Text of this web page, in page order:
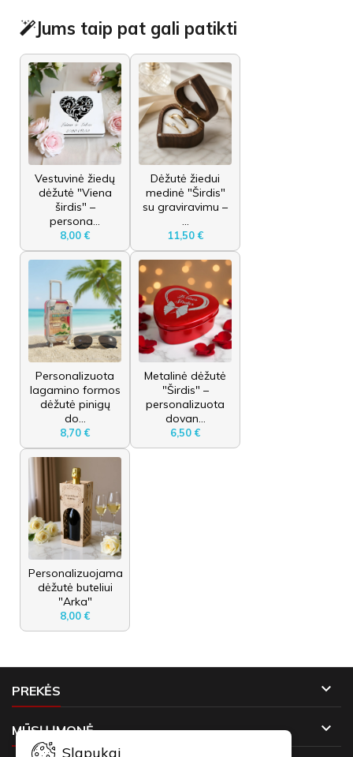
Jums taip pat gali patikti
Vestuvinė žiedų
dėžutė "Viena
širdis" –
persona...
8,00 €
Dėžutė žiedui
medinė "Širdis"
su graviravimu –
...
11,50 €
Personalizuota
lagamino formos
dėžutė pinigų
do...
8,70 €
Metalinė dėžutė
"Širdis" –
personalizuota
dovan...
6,50 €
Personalizuojama
dėžutė buteliui
"Arka"
8,00 €
PREKĖS 
MŪSŲ ĮMONĖ 
Slapukai